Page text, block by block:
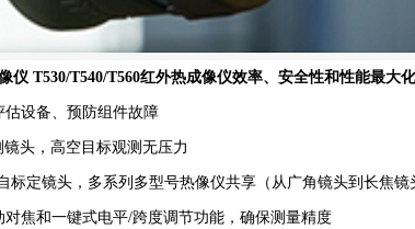
仪 T530/T540/T560红外热成像仪效率、安全性和性能最大化
估设备、预防组件故障
镜头，高空目标观测无压力
标定镜头，多系列多型号热像仪共享（从广角镜头到长焦镜
对焦和一键式电平/跨度调节功能，确保测量精度